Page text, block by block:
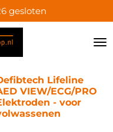
gesloten
Lifeline
VIEW/ECG/PRO
- voor